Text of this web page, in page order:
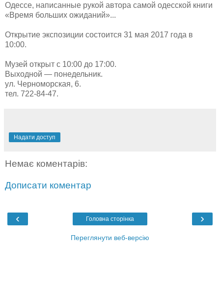
Одессе, написанные рукой автора самой одесской книги
«Время больших ожиданий»...
Открытие экспозиции состоится 31 мая 2017 года в
10:00.
Музей открыт с 10:00 до 17:00.
Выходной — понедельник.
ул. Черноморская, 6.
тел. 722-84-47.
Надати доступ
Немає коментарів:
Дописати коментар
‹ ›
Головна сторінка
Переглянути веб-версію